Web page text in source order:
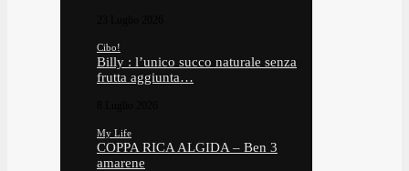
Cibo!
Billy : l’unico succo naturale senza
frutta aggiunta…
My Life
COPPA RICA ALGIDA – Ben 3
amarene